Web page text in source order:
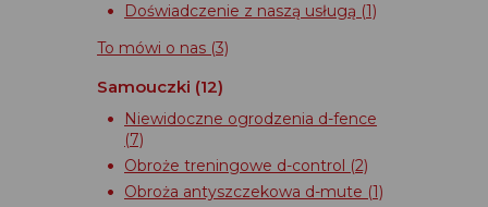
Doświadczenie z naszą usługą (1)
To mówi o nas (3)
Samouczki (12)
Niewidoczne ogrodzenia d-fence
(7)
Obroże treningowe d-control (2)
Obroża antyszczekowa d-mute (1)